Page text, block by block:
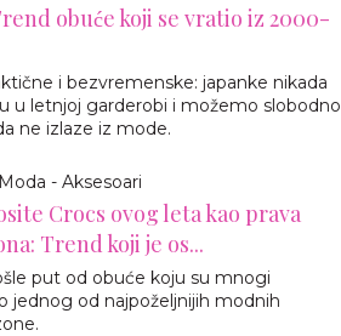
obuće koji se vratio iz 2000-
i bezvremenske: japanke nikada
u letnjoj garderobi i možemo slobodno
ne izlaze iz mode.
Moda - Aksesoari
Crocs ovog leta kao prava
Trend koji je os...
put od obuće koju su mnogi
jednog od najpoželjnijih modnih